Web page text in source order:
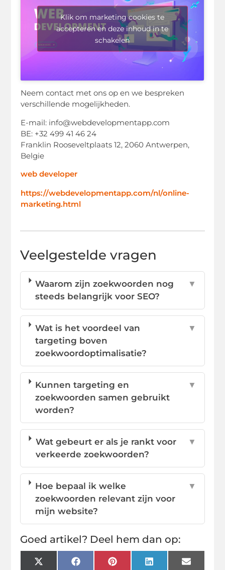
Klik om marketing cookies te
accepteren en deze inhoud in te
schakelen
Neem contact met ons op en we bespreken
verschillende mogelijkheden.
E-mail: info@webdevelopmentapp.com
BE: +32 499 41 46 24
Franklin Rooseveltplaats 12, 2060 Antwerpen,
Belgie
web developer
https://webdevelopmentapp.com/nl/online-
marketing.html
Veelgestelde vragen
Waarom zijn zoekwoorden nog
steeds belangrijk voor SEO?
▼
Wat is het voordeel van
targeting boven
zoekwoordoptimalisatie?
▼
Kunnen targeting en
zoekwoorden samen gebruikt
worden?
▼
Wat gebeurt er als je rankt voor
verkeerde zoekwoorden?
▼
Hoe bepaal ik welke
zoekwoorden relevant zijn voor
mijn website?
▼
Goed artikel? Deel hem dan op:
X
FacebookPinterestLinkedInEmail